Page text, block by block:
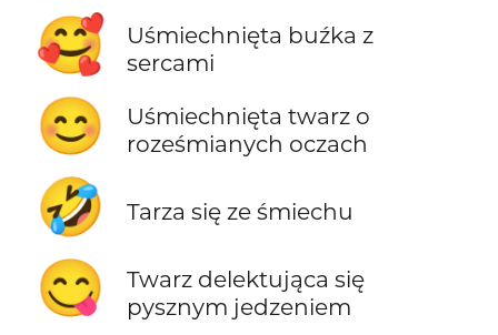
🥰
Uśmiechnięta buźka z
sercami
😊
Uśmiechnięta twarz o
roześmianych oczach
🤣 Tarza się ze śmiechu
😋
Twarz delektująca się
pysznym jedzeniem